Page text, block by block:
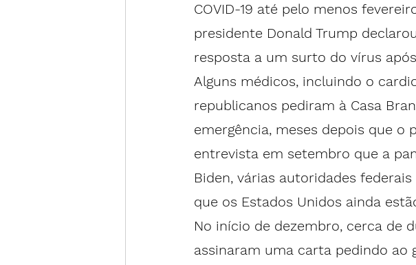
COVID-19 até pelo menos
presidente Donald Trump
resposta a um surto do vírus
Alguns médicos, incluindo o
republicanos pediram à Casa
emergência, meses depois que o
entrevista em setembro que a
Biden, várias autoridades
que os Estados Unidos ainda
No início de dezembro, cerca de
assinaram uma carta pedindo ao